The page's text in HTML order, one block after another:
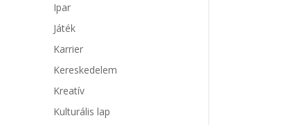
Ipar
Játék
Karrier
Kereskedelem
Kreatív
Kulturális lap